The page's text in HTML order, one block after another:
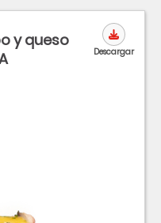
y queso
Descargar